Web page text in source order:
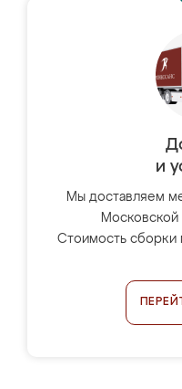
и
Мы доставляем
Московской
Стоимость сборки